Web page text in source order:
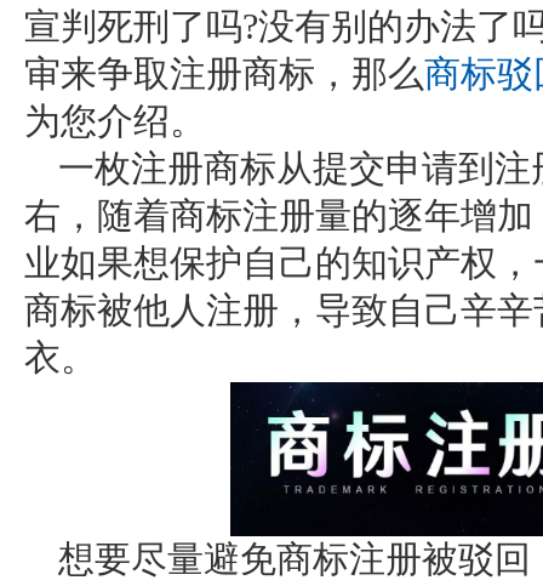
宣判死刑了吗?没有别的办法了
审来争取注册商标，那么商标驳
为您介绍。
一枚注册商标从提交申请到
右，随着商标注册量的逐年增
业如果想保护自己的知识产权
商标被他人注册，导致自己辛
衣。
想要尽量避免商标注册被驳